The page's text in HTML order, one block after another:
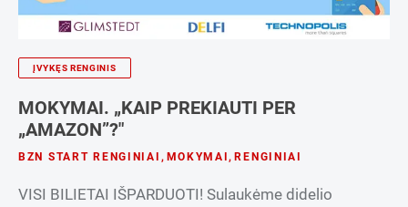
ĮVYKĘS RENGINIS
MOKYMAI. „KAIP PREKIAUTI PER
„AMAZON”?"
BZN START RENGINIAI , MOKYMAI,RENGINIAI
VISI BILIETAI IŠPARDUOTI! Sulaukėme didelio